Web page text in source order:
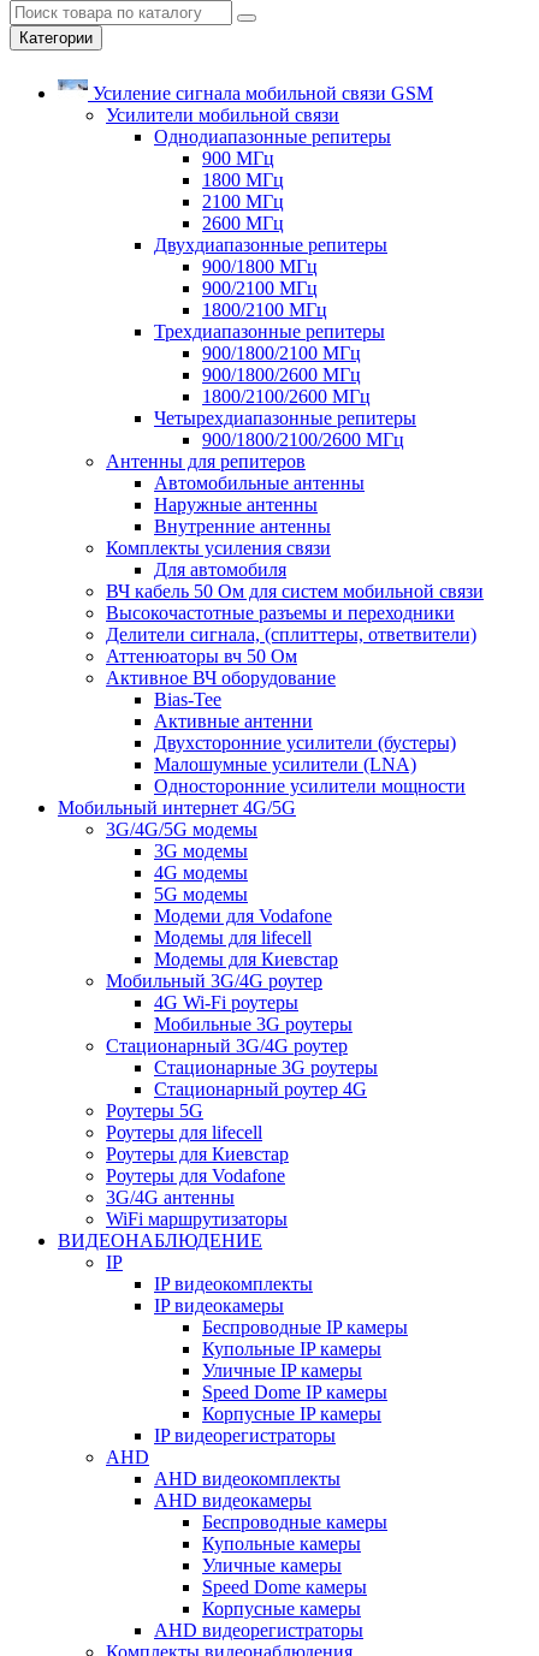
Категории
Усиление сигнала мобильной связи GSM
Усилители мобильной связи
Однодиапазонные репитеры
900 МГц
1800 МГц
2100 МГц
2600 МГц
Двухдиапазонные репитеры
900/1800 МГц
900/2100 МГц
1800/2100 МГц
Трехдиапазонные репитеры
900/1800/2100 МГц
900/1800/2600 МГц
1800/2100/2600 МГц
Четырехдиапазонные репитеры
900/1800/2100/2600 МГц
Антенны для репитеров
Автомобильные антенны
Наружные антенны
Внутренние антенны
Комплекты усиления связи
Для автомобиля
ВЧ кабель 50 Ом для систем мобильной связи
Высокочастотные разъемы и переходники
Делители сигнала, (сплиттеры, ответвители)
Аттенюаторы вч 50 Ом
Активное ВЧ оборудование
Bias-Tee
Активные антенни
Двухсторонние усилители (бустеры)
Малошумные усилители (LNA)
Односторонние усилители мощности
Мобильный интернет 4G/5G
3G/4G/5G модемы
3G модемы
4G модемы
5G модемы
Модеми для Vodafone
Модемы для lifecell
Модемы для Киевстар
Мобильный 3G/4G роутер
4G Wi-Fi роутеры
Мобильные 3G роутеры
Стационарный 3G/4G роутер
Стационарные 3G роутеры
Стационарный роутер 4G
Роутеры 5G
Роутеры для lifecell
Роутеры для Киевстар
Роутеры для Vodafone
3G/4G антенны
WiFi маршрутизаторы
ВИДЕОНАБЛЮДЕНИЕ
IP
IP видеокомплекты
IP видеокамеры
Беспроводные IP камеры
Купольные IP камеры
Уличные IP камеры
Speed Dome IP камеры
Корпусные IP камеры
IP видеорегистраторы
AHD
AHD видеокомплекты
AHD видеокамеры
Беспроводные камеры
Купольные камеры
Уличные камеры
Speed Dome камеры
Корпусные камеры
AHD видеорегистраторы
Комплекты видеонаблюдения